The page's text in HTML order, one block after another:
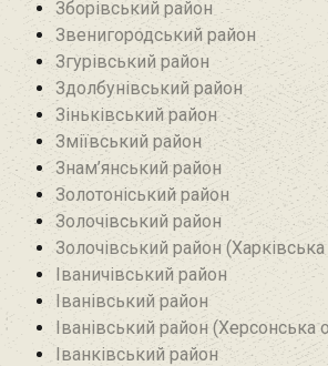
Зборівський район
Звенигородський район
Згурівський район
Здолбунівський район‎
Зіньківський район‎
Зміївський район
Знам’янський район
Золотоніський район
Золочівський район
Золочівський район
Іваничівський район‎
Іванівський район
Іванівський район (Херсонська
Іванківський район